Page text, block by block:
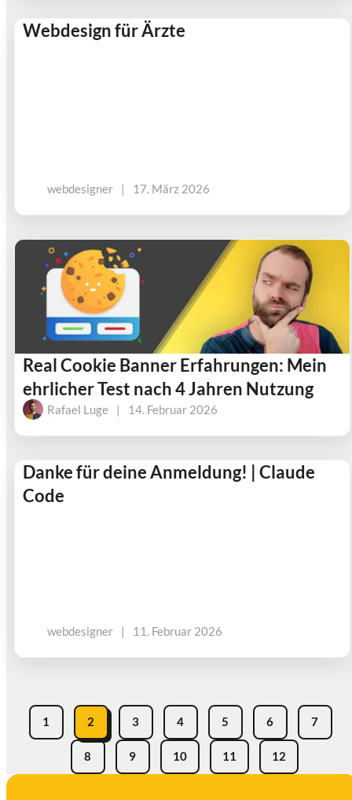
Webdesign für Ärzte
webdesigner | 17. März 2026
Real Cookie Banner Erfahrungen: Mein
ehrlicher Test nach 4 Jahren Nutzung
Rafael Luge 14. Februar 2026
Danke für deine Anmeldung! | Claude
Code
webdesigner | 11. Februar 2026
1 2 3 4 5 6 7
8 9 10 11 12